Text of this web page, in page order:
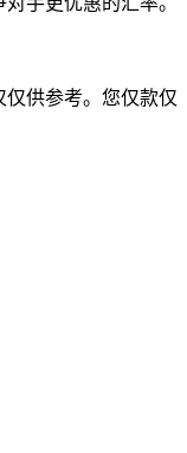
供参考。您仅款仅